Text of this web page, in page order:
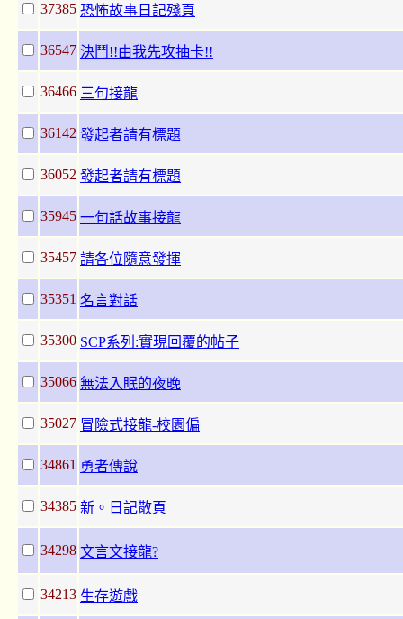
37385 恐怖故事日記殘頁
36547 決鬥!!由我先攻抽卡!!
36466 三句接龍
36142 發起者請有標題
36052 發起者請有標題
35945 一句話故事接龍
35457 請各位隨意發揮
35351 名言對話
35300 SCP系列:實現回覆的帖子
35066 無法入眠的夜晚
35027 冒險式接龍-校園偏
34861 勇者傳說
34385 新。日記散頁
34298 文言文接龍?
34213 生存遊戲